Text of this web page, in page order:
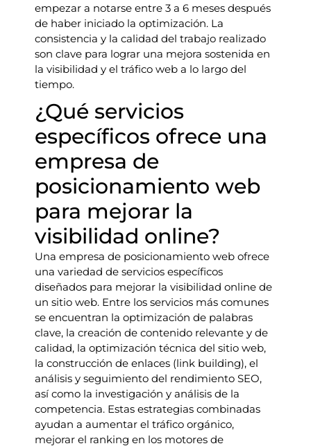
empezar a notarse entre 3 a 6 meses después
de haber iniciado la optimización. La
consistencia y la calidad del trabajo realizado
son clave para lograr una mejora sostenida en
la visibilidad y el tráfico web a lo largo del
tiempo.
¿Qué servicios
específicos ofrece una
empresa de
posicionamiento web
para mejorar la
visibilidad online?
Una empresa de posicionamiento web ofrece
una variedad de servicios específicos
diseñados para mejorar la visibilidad online de
un sitio web. Entre los servicios más comunes
se encuentran la optimización de palabras
clave, la creación de contenido relevante y de
calidad, la optimización técnica del sitio web,
la construcción de enlaces (link building), el
análisis y seguimiento del rendimiento SEO,
así como la investigación y análisis de la
competencia. Estas estrategias combinadas
ayudan a aumentar el tráfico orgánico,
mejorar el ranking en los motores de